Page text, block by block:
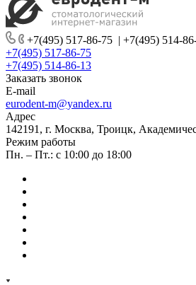
+7(495) 517-86-75 | +7(495) 514-
+7(495) 517-86-75
+7(495) 514-86-13
Заказать звонок
E-mail
eurodent-m@yandex.ru
Адрес
142191, г. Москва, Троицк,
Режим работы
Пн. – Пт.: с 10:00 до 18:00